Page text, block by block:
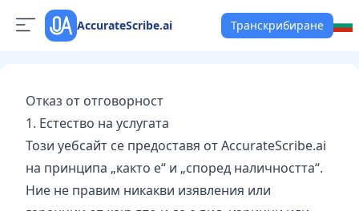
AccurateScribe.ai Транскрибиране
Отказ от отговорност
1. Естество на услугата
Този уебсайт се предоставя от AccurateScribe.ai
на принципа „както е“ и „според наличността“.
Ние не правим никакви изявления или